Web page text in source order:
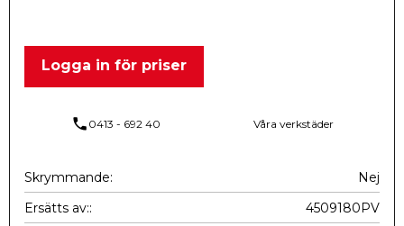
Logga in för priser
phone 0413 - 692 40 Våra verkstäder
Skrymmande
Nej
Ersätts av:
4509180PV